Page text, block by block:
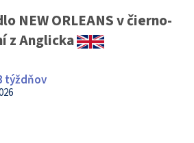
NEW ORLEANS v čierno-
z Anglicka
týždňov